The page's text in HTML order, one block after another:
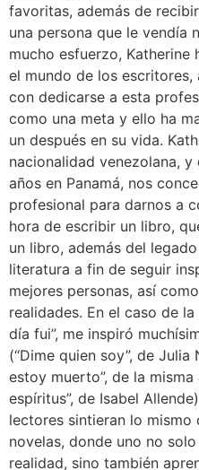
favoritas, además de
una persona que le vendía
mucho esfuerzo,
el mundo de los escritores,
con dedicarse a esta
como una meta y ello ha
un después en su vida.
nacionalidad venezolana,
años en Panamá, nos
profesional para darnos a
hora de escribir un libro,
un libro, además del
literatura a fin de seguir
mejores personas, así
realidades. En el caso de
día fui”, me inspiró
(“Dime quien soy”, de Julia
estoy muerto”, de la
espíritus”, de Isabel
lectores sintieran lo mismo
novelas, donde uno no
realidad, sino también